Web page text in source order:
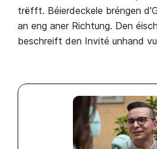
trëfft. Béierdeckele bréngen
an eng aner Richtung. Den
beschreift den Invité unhand